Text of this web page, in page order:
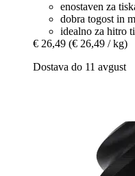
enostaven za
dobra togost in
idealno za hitro
€ 26,49 (€ 26,49 / kg)
Dostava do 11 avgust